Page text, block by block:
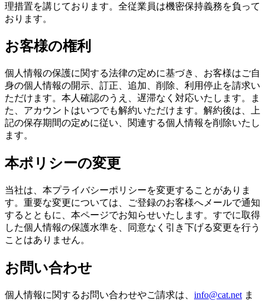
理措置を講じております。全従業員は機密保持義務を負って
おります。
お客様の権利
個人情報の保護に関する法律の定めに基づき、お客様はご自
身の個人情報の開示、訂正、追加、削除、利用停止を請求い
ただけます。本人確認のうえ、遅滞なく対応いたします。ま
た、アカウントはいつでも解約いただけます。解約後は、上
記の保存期間の定めに従い、関連する個人情報を削除いたし
ます。
本ポリシーの変更
当社は、本プライバシーポリシーを変更することがありま
す。重要な変更については、ご登録のお客様へメールで通知
するとともに、本ページでお知らせいたします。すでに取得
した個人情報の保護水準を、同意なく引き下げる変更を行う
ことはありません。
お問い合わせ
個人情報に関するお問い合わせやご請求は、 info@cat.net ま